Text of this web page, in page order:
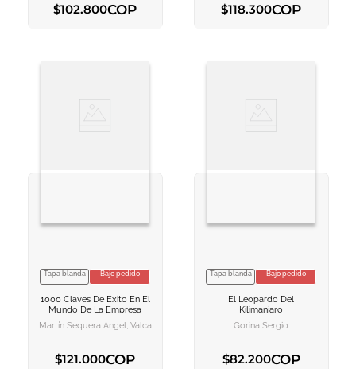
$102.800COP $118.300COP
VER INFORMACION
AGREGAR AL
Tapa blanda Bajo pedido
1000 Claves De Exito En El
Mundo De La Empresa
Martín Sequera Ángel, Valcarce Joaquín
$121.000COP
VER INFORMACION
AGREGAR AL
Tapa blanda Bajo pedido
El Leopardo Del
Kilimanjaro
Gorina Sergio
$82.200COP